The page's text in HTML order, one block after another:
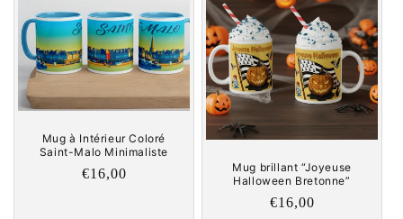
Mug à Intérieur Coloré
Saint-Malo Minimaliste
Regular
€16,00
Mug brillant “Joyeuse
Halloween Bretonne”
Regular
€16,00